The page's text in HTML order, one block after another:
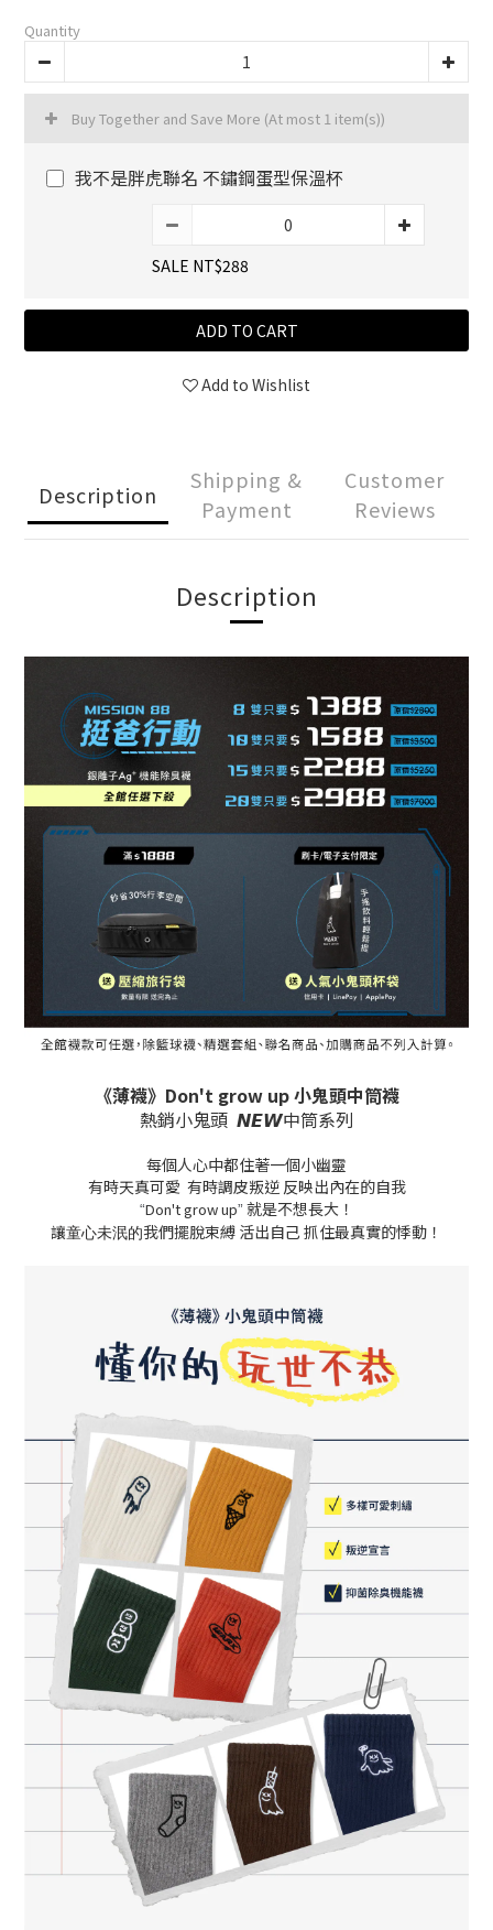
Quantity
Buy Together and Save More (At most 1 item(s))
我不是胖虎聯名 不鏽鋼蛋型保溫杯
SALE NT$288
ADD TO CART
Add to Wishlist
Description
Shipping &
Payment
Customer
Reviews
Description
《薄襪》Don't grow up 小鬼頭中筒襪
熱銷小鬼頭 𝙉𝙀𝙒中筒系列
每個人心中都住著一個小幽靈
有時天真可愛 有時調皮叛逆 反映出內在的自我
“Don't grow up”就是不想長大！
讓童心未泯的我們擺脫束縛 活出自己 抓住最真實的悸動！